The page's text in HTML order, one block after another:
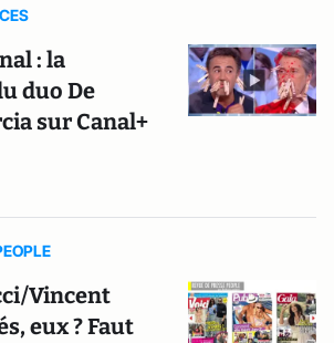
: la
duo De
sur Canal+
Vincent
eux ? Faut